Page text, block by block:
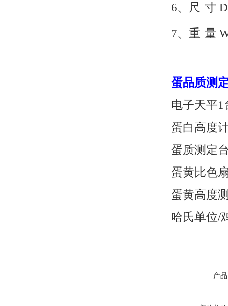
6、
尺 寸
7、 重 量
蛋品质测
电子天平1
蛋白高度
蛋质测定
蛋黄比色
蛋黄高度
哈氏单位/
产